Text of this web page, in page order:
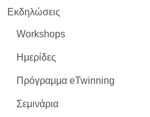
Εκδηλώσεις
Workshops
Ημερίδες
Πρόγραμμα eTwinning
Σεμινάρια